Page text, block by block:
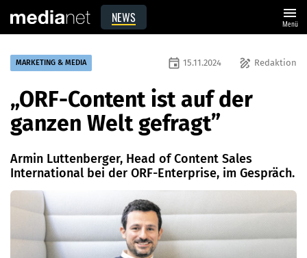
NEWS menu
Menü
MARKETING & MEDIA draw Redaktion
event 15.11.2024
„ORF-Content ist auf der
ganzen Welt gefragt”
Armin Luttenberger, Head of Content Sales
International bei der ORF-Enterprise, im Gespräch.